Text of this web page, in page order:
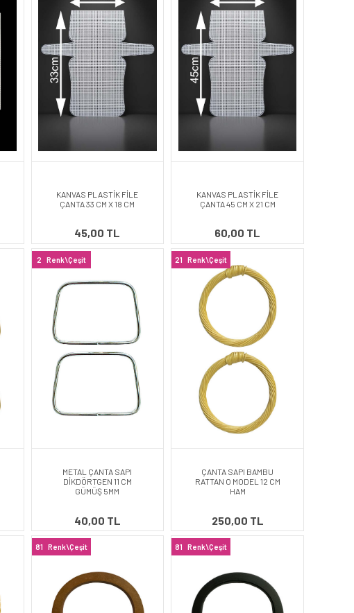
KANVAS PLASTİK FİLE
ÇANTA 33 CM X 18 CM
45,00 TL
KANVAS PLASTİK FİLE
ÇANTA 45 CM X 21 CM
60,00 TL
2 Renk\Çeşit
METAL ÇANTA SAPI
DİKDÖRTGEN 11 CM
GÜMÜŞ 5MM
40,00 TL
21 Renk\Çeşit
ÇANTA SAPI BAMBU
RATTAN O MODEL 12 CM
HAM
250,00 TL
81 Renk\Çeşit 81 Renk\Çeşit